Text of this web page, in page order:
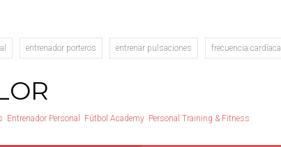
entrenador porteros entrenar pulsaciones frecuencia cardíaca
Entrenador Personal Fútbol Academy Personal Training & Fitness